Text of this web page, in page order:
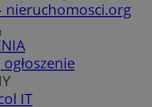
nieruchomosci.org
IT